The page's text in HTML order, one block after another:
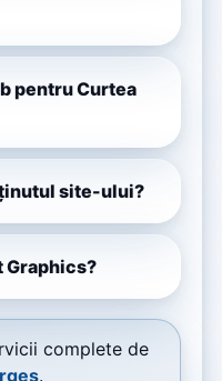
pentru Curtea
site-ului?
Graphics?
complete de
.